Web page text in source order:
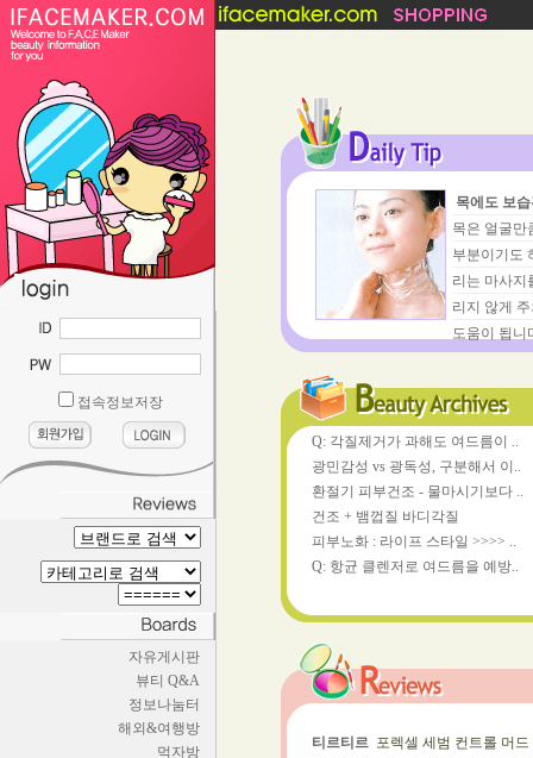
접속정보저장
자유게시판
뷰티 Q&A
정보나눔터
해외&여행방
먹자방
목에도 보
목은 얼굴만
부분이기도
리는 마사지
리지 않게
도움이 됩니
Q: 각질제거가 과해도 여드름이 ..
광민감성 vs 광독성, 구분해서 이..
환절기 피부건조 - 물마시기보다 ..
건조 + 뱀껍질 바디각질
피부노화 : 라이프 스타일 >>>> ..
Q: 항균 클렌저로 여드름을 예방..
티르티르 포렉셀 세범 컨트롤 머